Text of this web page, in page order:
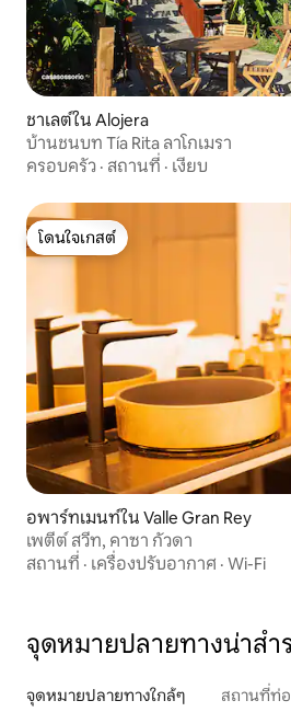
ชาเลต์ใน Alojera
บ้านชนบท Tía Rita ลาโกเมรา
ครอบครัว · สถานที่ · เงียบ
โดนใจเกสต์
โดนใจเกสต์
อพาร์ทเมนท์ใน Valle Gran Rey
เพตีต์ สวีท, คาซา กัวดา
สถานที่ · เครื่องปรับอากาศ · Wi-Fi
จุดหมายปลายทางน่าสำ
จุดหมายปลายทางใกล้ๆ สถานที่ท่